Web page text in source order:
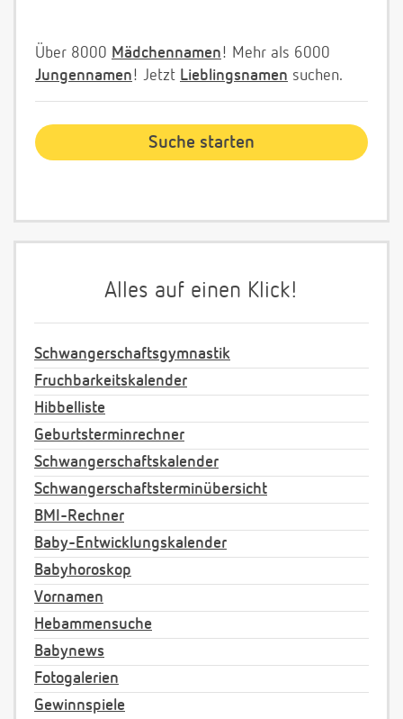
Über 8000 Mädchennamen! Mehr als 6000
Jungennamen! Jetzt Lieblingsnamen suchen.
Alles auf einen Klick!
Schwangerschaftsgymnastik
Fruchbarkeitskalender
Hibbelliste
Geburtsterminrechner
Schwangerschaftskalender
Schwangerschaftsterminübersicht
BMI-Rechner
Baby-Entwicklungskalender
Babyhoroskop
Vornamen
Hebammensuche
Babynews
Fotogalerien
Gewinnspiele